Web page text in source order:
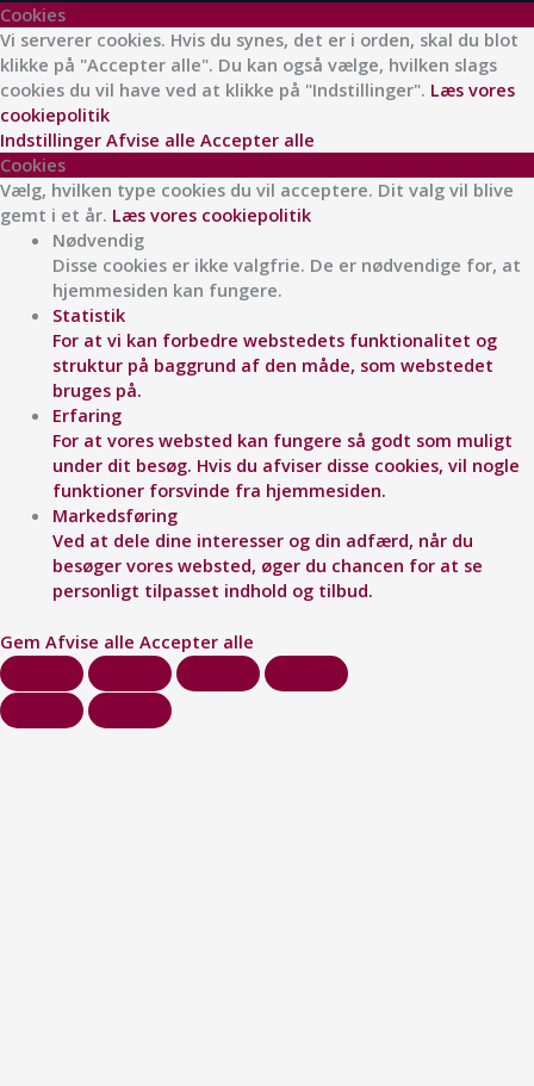
Cookies
Vi serverer cookies. Hvis du synes, det er i orden, skal du blot
klikke på "Accepter alle". Du kan også vælge, hvilken slags
cookies du vil have ved at klikke på "Indstillinger". Læs vores
cookiepolitik
Indstillinger Afvise alle Accepter alle
Cookies
Vælg, hvilken type cookies du vil acceptere. Dit valg vil blive
gemt i et år. Læs vores cookiepolitik
Nødvendig
Disse cookies er ikke valgfrie. De er nødvendige for, at
hjemmesiden kan fungere.
Statistik
For at vi kan forbedre webstedets funktionalitet og
struktur på baggrund af den måde, som webstedet
bruges på.
Erfaring
For at vores websted kan fungere så godt som muligt
under dit besøg. Hvis du afviser disse cookies, vil nogle
funktioner forsvinde fra hjemmesiden.
Markedsføring
Ved at dele dine interesser og din adfærd, når du
besøger vores websted, øger du chancen for at se
personligt tilpasset indhold og tilbud.
Gem Afvise alle Accepter alle